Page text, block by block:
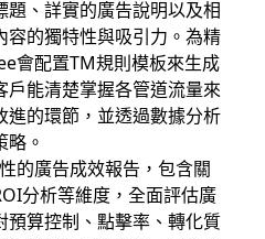
、詳實的廣告說明以及相
容的獨特性與吸引力。為精
會配置TM規則模板來生成
戶能清楚掌握各管道流量來
進的環節，並透過數據分析
。
的廣告成效報告，包含關
分析等維度，全面評估廣
預算控制、點擊率、轉化質